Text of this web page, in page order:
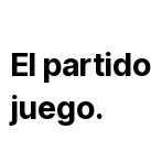
El
juego.